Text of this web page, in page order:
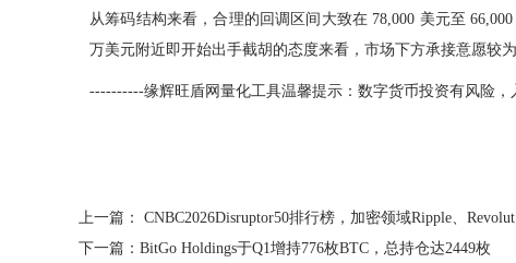
从筹码结构来看，合理的回调区间大致在 78,000 美元至
万美元附近即开始出手截胡的态度来看，市场下方承接意愿较为
----------缘辉旺盾网量化工具温馨提示：数字货币投资有风险，
上一篇：
CNBC2026Disruptor50排行榜，加密领域Ripple、
下一篇： BitGo Holdings于Q1增持776枚BTC，总持仓达2449枚